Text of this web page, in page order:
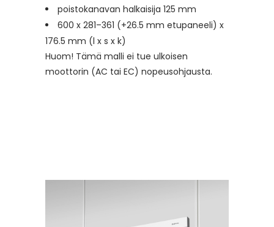
poistokanavan halkaisija 125 mm
600 x 281–361 (+26.5 mm etupaneeli) x
176.5 mm (l x s x k)
Huom! Tämä malli ei tue ulkoisen
moottorin (AC tai EC) nopeusohjausta.